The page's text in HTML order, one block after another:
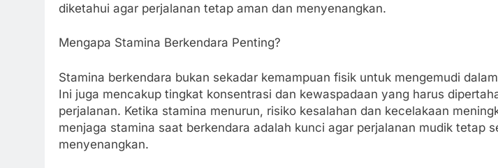
diketahui agar perjalanan tetap aman dan menyenangkan.
Mengapa Stamina Berkendara Penting?
Stamina berkendara bukan sekadar kemampuan fisik untuk mengemudi
Ini juga mencakup tingkat konsentrasi dan kewaspadaan yang harus
perjalanan. Ketika stamina menurun, risiko kesalahan dan kecelakaan
menjaga stamina saat berkendara adalah kunci agar perjalanan mudik tetap
menyenangkan.